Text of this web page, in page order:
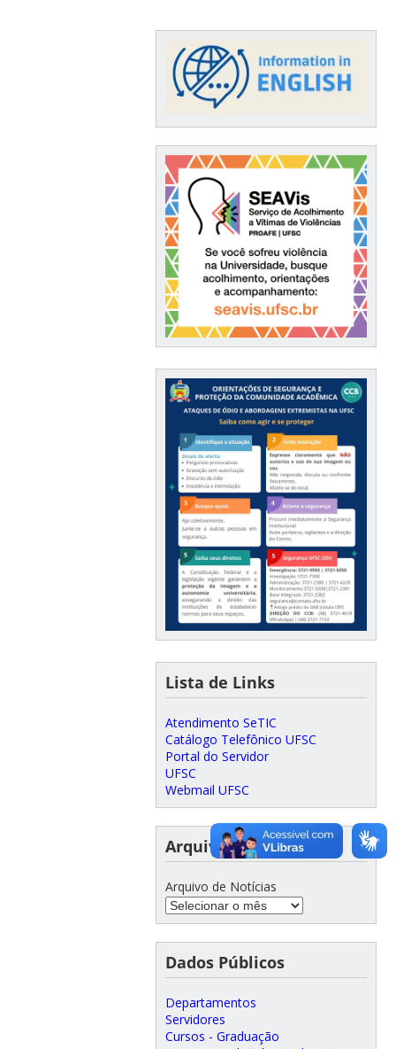
Lista de Links
Atendimento SeTIC
Catálogo Telefônico UFSC
Portal do Servidor
UFSC
Webmail UFSC
Arquivo de Notícias
Arquivo de Notícias
Dados Públicos
Departamentos
Servidores
Cursos - Graduação